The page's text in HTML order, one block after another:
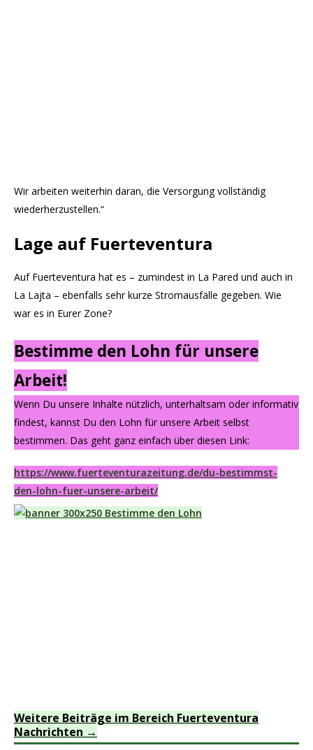
Wir arbeiten weiterhin daran, die Versorgung vollständig
wiederherzustellen.“
Lage auf Fuerteventura
Auf Fuerteventura hat es – zumindest in La Pared und auch in
La Lajta – ebenfalls sehr kurze Stromausfälle gegeben. Wie
war es in Eurer Zone?
Bestimme den Lohn für unsere
Arbeit!
Wenn Du unsere Inhalte nützlich, unterhaltsam oder informativ
findest, kannst Du den Lohn für unsere Arbeit selbst
bestimmen. Das geht ganz einfach über diesen Link:
https://www.fuerteventurazeitung.de/du-bestimmst-
den-lohn-fuer-unsere-arbeit/
Weitere Beiträge im Bereich Fuerteventura
Nachrichten